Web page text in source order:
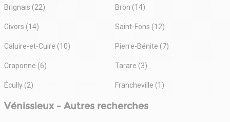
Gaëlle GRAVINA Assistante
Agnès BUGUET - Directrice Associée : 06.24.48.02.76
Quentin JACQUET - Consultant : 07.57.45.53.28
EQUIPE DIRECTION MARKETING ÉTUDES
Brignais (22) Bron (14)
Givors (14) Saint-Fons (12)
Caluire-et-Cuire (10) Pierre-Bénite (7)
Craponne (6) Tarare (3)
Écully (2) Francheville (1)
Vénissieux - Autres recherches